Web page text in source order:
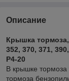
Описание
Крышка
352, 370, 371,
P4-20
В крышке тормоза
тормоза